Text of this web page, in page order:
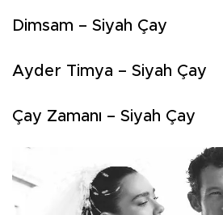
Dimsam – Siyah Çay
Ayder Timya – Siyah Çay
Çay Zamanı – Siyah Çay